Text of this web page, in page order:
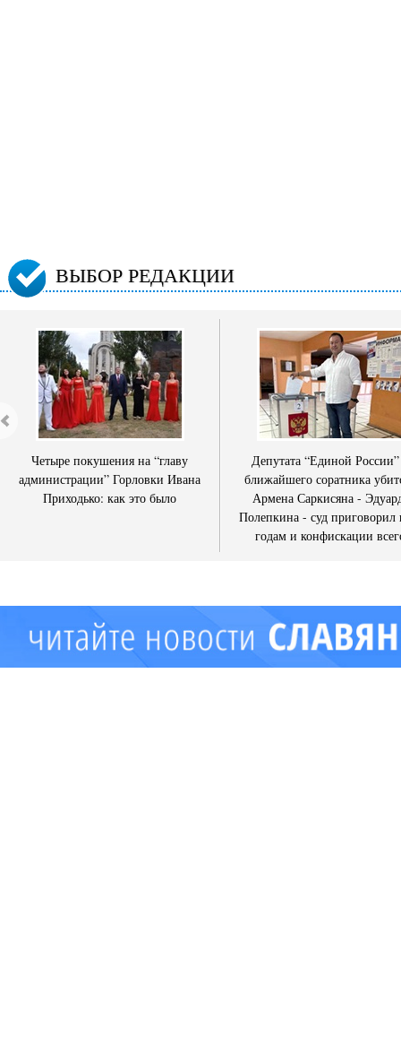
ВЫБОР РЕДАКЦИИ
Четыре покушения на “главу
администрации” Горловки Ивана
Приходько: как это было
Депутата “Единой
ближайшего соратника
Армена Саркисяна -
Полепкина - суд приговорил
годам и конфискации